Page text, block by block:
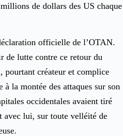
de dollars des US chaque
officielle de l’OTAN.
de lutte contre ce retour du
pourtant créateur et complice
à la montée des attaques sur son
occidentales avaient tiré
avec lui, sur toute velléité de